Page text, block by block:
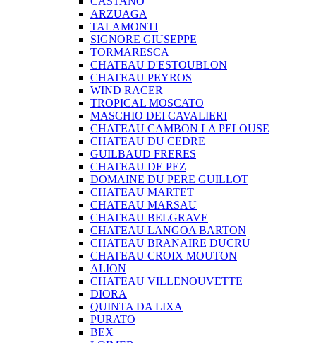
ARZUAGA
TALAMONTI
SIGNORE GIUSEPPE
TORMARESCA
CHATEAU D'ESTOUBLON
CHATEAU PEYROS
WIND RACER
TROPICAL MOSCATO
MASCHIO DEI CAVALIERI
CHATEAU CAMBON LA PELOUSE
CHATEAU DU CEDRE
GUILBAUD FRERES
CHATEAU DE PEZ
DOMAINE DU PERE GUILLOT
CHATEAU MARTET
CHATEAU MARSAU
CHATEAU BELGRAVE
CHATEAU LANGOA BARTON
CHATEAU BRANAIRE DUCRU
CHATEAU CROIX MOUTON
ALION
CHATEAU VILLENOUVETTE
DIORA
QUINTA DA LIXA
PURATO
BEX